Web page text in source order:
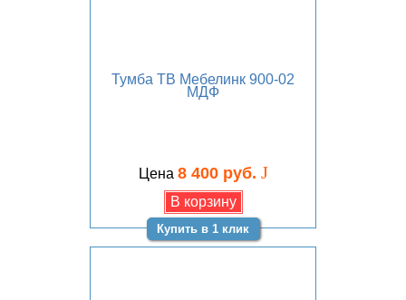
Тумба ТВ Мебелинк 900-02
МДФ
Цена 8 400 руб. J
Купить в 1 клик